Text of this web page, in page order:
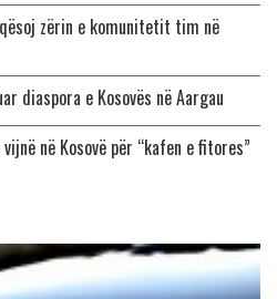
zërin e komunitetit tim në
diaspora e Kosovës në Aargau
në Kosovë për “kafen e fitores”